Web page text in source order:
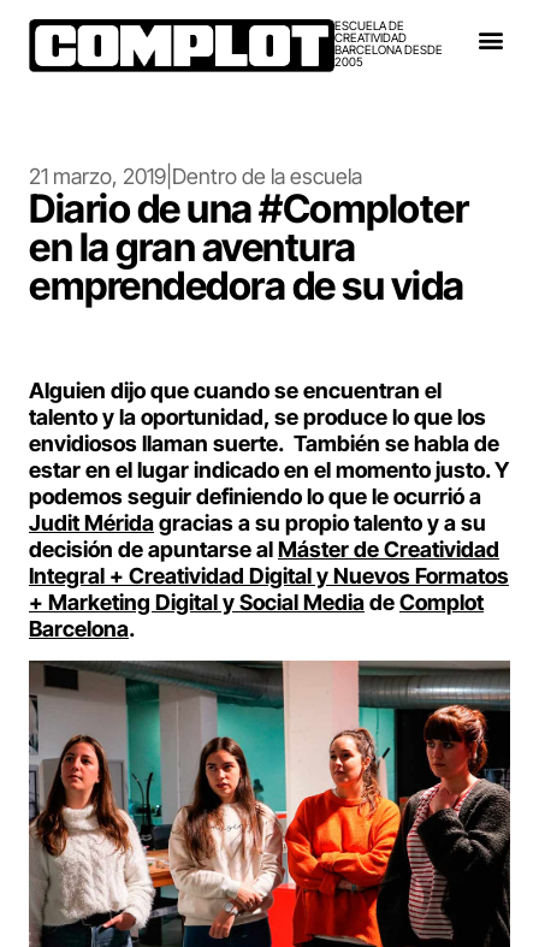
ESCUELA DE
CREATIVIDAD
BARCELONA DESDE
2005
21 marzo, 2019 Dentro de la escuela
Diario de una #Comploter
en la gran aventura
emprendedora de su vida
Alguien dijo que cuando se encuentran el
talento y la oportunidad, se produce lo que los
envidiosos llaman suerte. También se habla de
estar en el lugar indicado en el momento justo. Y
podemos seguir definiendo lo que le ocurrió a
Judit Méridagracias a su propio talento y a su
decisión de apuntarse alMáster de Creatividad
Integral + Creatividad Digital y Nuevos Formatos
+ Marketing Digital y Social MediadeComplot
Barcelona.